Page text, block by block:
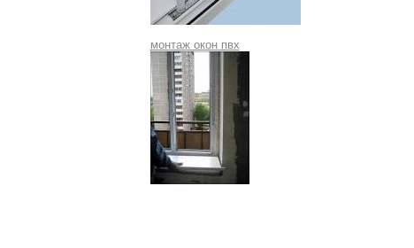
монтаж окон пвх